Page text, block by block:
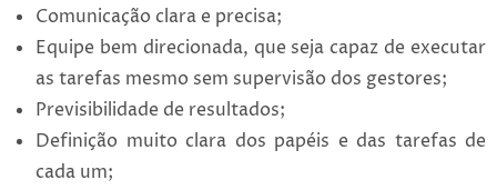
Comunicação clara e precisa;
Equipe bem direcionada, que seja capaz de executar
as tarefas mesmo sem supervisão dos gestores;
Previsibilidade de resultados;
Definição muito clara dos papéis e das tarefas de
cada um;